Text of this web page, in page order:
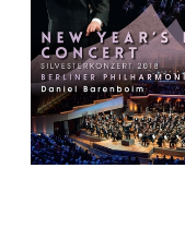
SERIES)